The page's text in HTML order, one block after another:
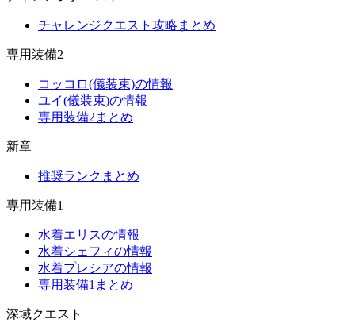
チャレンジクエスト攻略まとめ
専用装備2
コッコロ(儀装束)の情報
ユイ(儀装束)の情報
専用装備2まとめ
新章
推奨ランクまとめ
専用装備1
水着エリスの情報
水着シェフィの情報
水着プレシアの情報
専用装備1まとめ
深域クエスト